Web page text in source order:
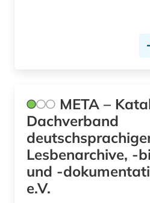
META –
Dachverband
Lesbenarchive, -
und -
e.V.